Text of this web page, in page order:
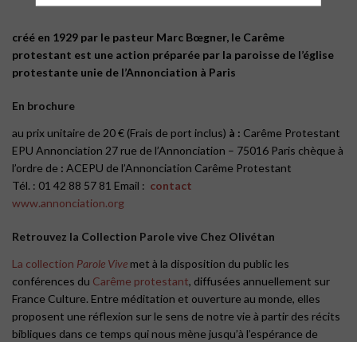
créé en 1929 par le pasteur Marc Bœgner, le Carême
protestant est une action préparée par la paroisse de l’église
protestante unie de l’Annonciation à Paris
En brochure
au prix unitaire de 20 € (Frais de port inclus) à : Carême Protestant
EPU Annonciation 27 rue de l’Annonciation – 75016 Paris chèque à
l’ordre de : ACEPU de l’Annonciation Carême Protestant
Tél. : 01 42 88 57 81 Email : contact
www.annonciation.org
Retrouvez la Collection Parole vive Chez Olivétan
La collection Parole Vive met à la disposition du public les
conférences du Carême protestant, diffusées annuellement sur
France Culture. Entre méditation et ouverture au monde, elles
proposent une réflexion sur le sens de notre vie à partir des récits
bibliques dans ce temps qui nous mène jusqu’à l’espérance de